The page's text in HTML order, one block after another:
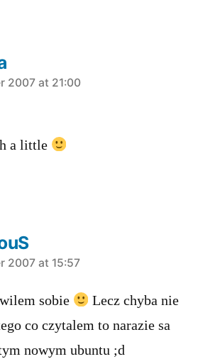
2007 at 21:00
a little
2007 at 15:57
sobie
Lecz chyba nie
co czytalem to narazie sa
nowym ubuntu ;d